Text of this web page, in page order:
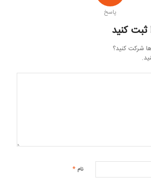
پاسخ
ثبت کنید
شرکت کنید؟
نام *